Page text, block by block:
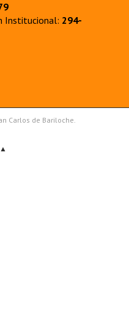
Institucional: 294-
Carlos de Bariloche.
▲